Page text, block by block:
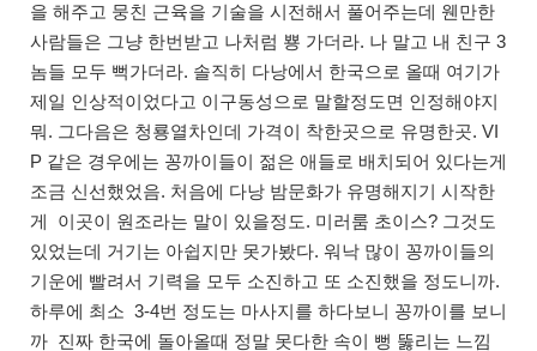
을 해주고 뭉친 근육을 기술을 시전해서 풀어주는데 웬만한
사람들은 그냥 한번받고 나처럼 뿅 가더라. 나 말고 내 친구 3
놈들 모두 뻑가더라. 솔직히 다낭에서 한국으로 올때 여기가
제일 인상적이었다고 이구동성으로 말할정도면 인정해야지
뭐. 그다음은 청룡열차인데 가격이 착한곳으로 유명한곳. VI
P 같은 경우에는 꽁까이들이 젊은 애들로 배치되어 있다는게
조금 신선했었음. 처음에 다낭 밤문화가 유명해지기 시작한
게 이곳이 원조라는 말이 있을정도. 미러룸 초이스? 그것도
있었는데 거기는 아쉽지만 못가봤다. 워낙 많이 꽁까이들의
기운에 빨려서 기력을 모두 소진하고 또 소진했을 정도니까.
하루에 최소 3-4번 정도는 마사지를 하다보니 꽁까이를 보니
까 진짜 한국에 돌아올때 정말 못다한 속이 뻥 뚫리는 느낌